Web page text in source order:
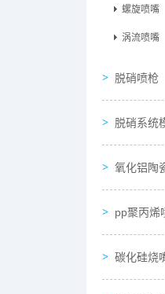
螺旋喷嘴
涡流喷嘴
脱硝喷枪
脱硝系统
氧化铝陶
pp聚丙烯
碳化硅烧